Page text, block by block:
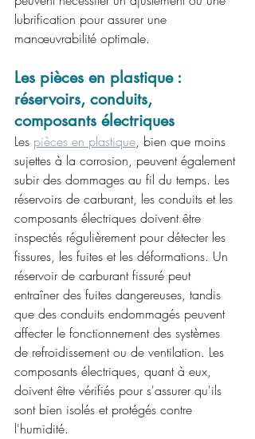
lubrification pour assurer une
manœuvrabilité optimale.
Les pièces en plastique :
réservoirs, conduits,
composants électriques
Les pièces en plastique, bien que moins
sujettes à la corrosion, peuvent également
subir des dommages au fil du temps. Les
réservoirs de carburant, les conduits et les
composants électriques doivent être
inspectés régulièrement pour détecter les
fissures, les fuites et les déformations. Un
réservoir de carburant fissuré peut
entraîner des fuites dangereuses, tandis
que des conduits endommagés peuvent
affecter le fonctionnement des systèmes
de refroidissement ou de ventilation. Les
composants électriques, quant à eux,
doivent être vérifiés pour s'assurer qu'ils
sont bien isolés et protégés contre
l'humidité.